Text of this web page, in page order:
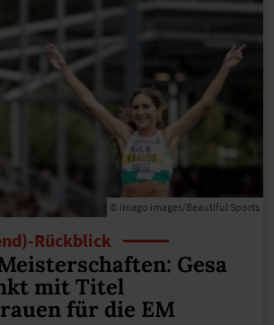
© imago images/Beautiful Sports
Rückblick
Gesa
mit Titel
für die EM